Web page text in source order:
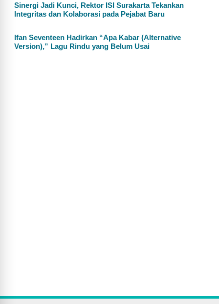
Sinergi Jadi Kunci, Rektor ISI Surakarta Tekankan
Integritas dan Kolaborasi pada Pejabat Baru
Ifan Seventeen Hadirkan “Apa Kabar (Alternative
Version),” Lagu Rindu yang Belum Usai